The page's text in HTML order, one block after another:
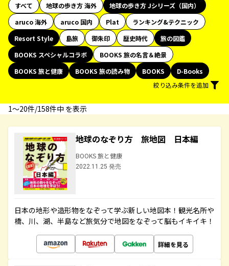
すべて 地球の歩き方 海外
地球の歩き方 Jシリーズ（国内）
aruco 海外
aruco 国内 Plat
ランキング&テクニック
Resort Style
島旅 御朱印 歴史時代
旅の図鑑
BOOKS スペシャルコラボ
BOOKS 旅の名言＆絶景
BOOKS 旅と健康
BOOKS 旅の読み物 BOOKS
D-Books
絞り込み条件を追加
1〜20件/158件中 を表示
地球のなぞり方 旅地図 日本編
BOOKS 旅と健康
2022.11.25 発売
日本の地形や造形物をなぞって学ぶ新しい地図本！観光名所や
橋、川、湖、半島など旅気分で地図をなぞって脳もイキイキ！
詳細を見る